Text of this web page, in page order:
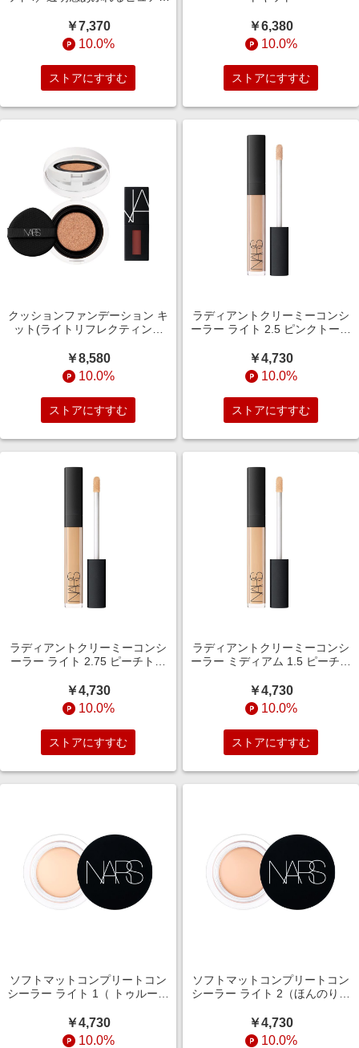
￥7,370
10.0%
ストアにすすむ
￥6,380
10.0%
ストアにすすむ
クッションファンデーション キ
ット(ライトリフレクティング
￥8,580
10.0%
ストアにすすむ
ラディアントクリーミーコンシ
ーラー ライト 2.5 ピンクトーン
￥4,730
10.0%
ストアにすすむ
ラディアントクリーミーコンシ
ーラー ライト 2.75 ピーチトー
￥4,730
10.0%
ストアにすすむ
ラディアントクリーミーコンシ
ーラー ミディアム 1.5 ピーチベ
￥4,730
10.0%
ストアにすすむ
ソフトマットコンプリートコン
シーラー ライト 1（ トゥルーア
￥4,730
10.0%
ソフトマットコンプリートコン
シーラー ライト 2（ほんのりピ
￥4,730
10.0%